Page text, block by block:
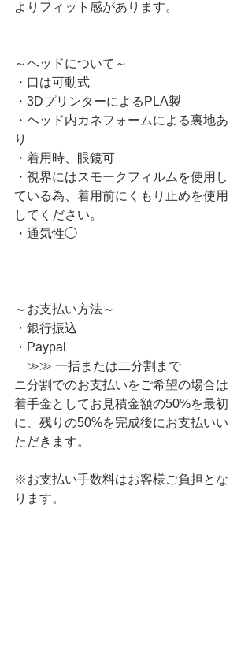
よりフィット感があります。
～ヘッドについて～
・口は可動式
・3DプリンターによるPLA製
・ヘッド内カネフォームによる裏地あ
り
・着用時、眼鏡可
・視界にはスモークフィルムを使用し
ている為、着用前にくもり止めを使用
してください。
・通気性◯
～お支払い方法～
・銀行振込
・Paypal
≫≫ 一括または二分割まで
ニ分割でのお支払いをご希望の場合は
着手金としてお見積金額の50%を最初
に、残りの50%を完成後にお支払いい
ただきます。
※お支払い手数料はお客様ご負担とな
ります。